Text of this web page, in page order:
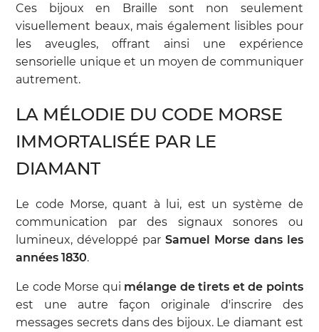
Ces bijoux en Braille sont non seulement
visuellement beaux, mais également lisibles pour
les aveugles, offrant ainsi une expérience
sensorielle unique et un moyen de communiquer
autrement.
LA MÉLODIE DU CODE MORSE
IMMORTALISÉE PAR LE
DIAMANT
Le code Morse, quant à lui, est un système de
communication par des signaux sonores ou
lumineux, développé par Samuel Morse dans les
années 1830.
Le code Morse qui mélange de tirets et de points
est une autre façon originale d'inscrire des
messages secrets dans des bijoux. Le diamant est